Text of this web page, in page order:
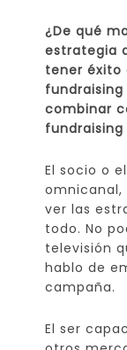
¿De qué
estrategia
tener éxito
combinar
El socio o
omnicanal,
ver las
todo. No
televisión
hablo de
campaña.
El ser